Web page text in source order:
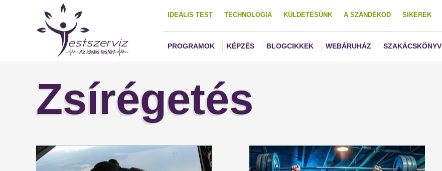
IDEÁLIS TEST TECHNOLÓGIA KÜLDETÉSÜNK A SZÁNDÉKOD SIKEREK
PROGRAMOK KÉPZÉS BLOGCIKKEK WEBÁRUHÁZ SZAKÁCSKÖNYV
Zsírégetés